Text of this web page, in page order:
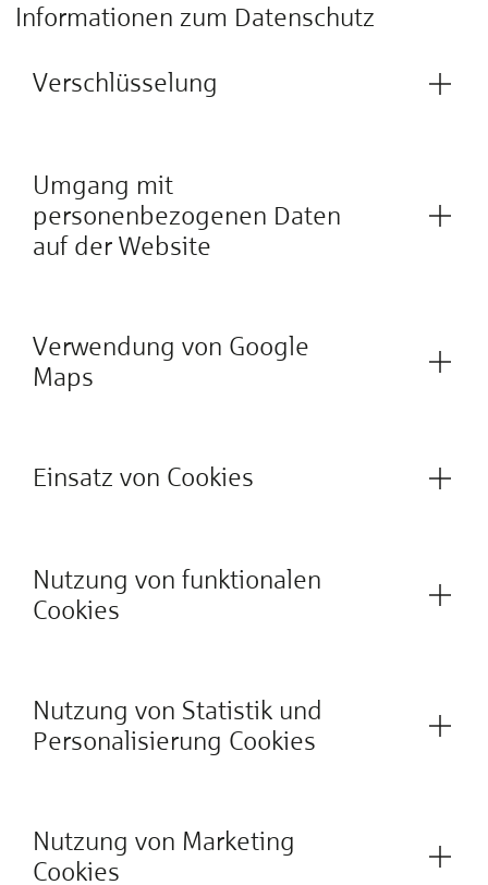
Informationen zum Datenschutz
Verschlüsselung
Umgang mit
personenbezogenen Daten
auf der Website
Verwendung von Google
Maps
Einsatz von Cookies
Nutzung von funktionalen
Cookies
Nutzung von Statistik und
Personalisierung Cookies
Nutzung von Marketing
Cookies